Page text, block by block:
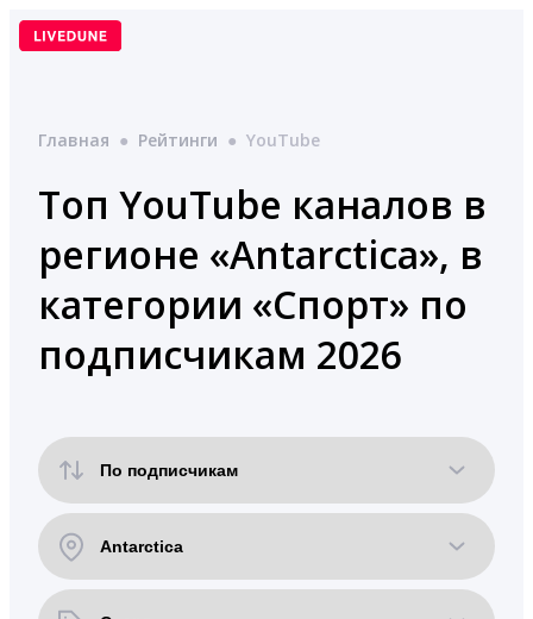
Перейти
Главная ● Рейтинги ● YouTube
Топ YouTube каналов в
регионе «Antarctica», в
категории «Спорт» по
подписчикам 2026